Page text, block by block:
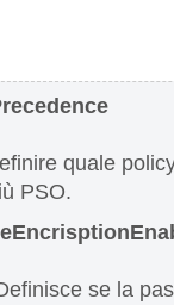
quale
PSO.
se la